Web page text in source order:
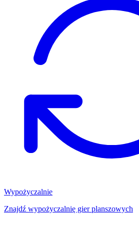
Wypożyczalnie
Znajdź wypożyczalnię gier planszowych